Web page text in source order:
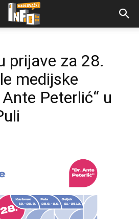
prijave za 28.
medijske
Peterlić“ u